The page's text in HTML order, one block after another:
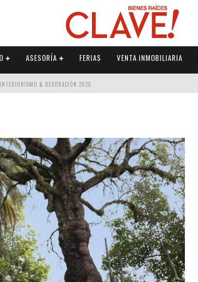
ASESORÍA FERIAS VENTA INMOBILIARIA
& DECORACIÓN 2026
& DECORACIÓN 2026
MUBB DESIGN STUDIO – ESPECIAL
INTERIORISMO & DECORACIÓN 2026